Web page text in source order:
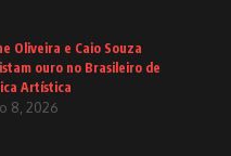
Oliveira e Caio Souza
ouro no Brasileiro de
Artística
8, 2026